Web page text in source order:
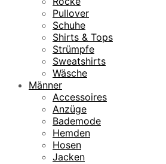
Pullover
Schuhe
Shirts & Tops
Strümpfe
Sweatshirts
Wäsche
Männer
Accessoires
Anzüge
Bademode
Hemden
Hosen
Jacken